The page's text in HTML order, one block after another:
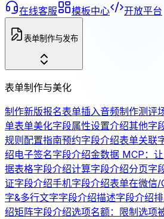
在线客服
模板中心 开放平台
表单制作与发布
表单制作与美化
制作新版报名表单插入音频制作测评
单表单美化字段属性设置介绍其他字
规则配置指南预约字段介绍表单关联
绍电子签名字段介绍金数据 MCP：
据表格字段介绍计算字段介绍分页字
证字段介绍手机字段介绍表单在微信/
字&多行文字字段介绍描述字段介绍
绍矩阵字段介绍选项名额：限制选项